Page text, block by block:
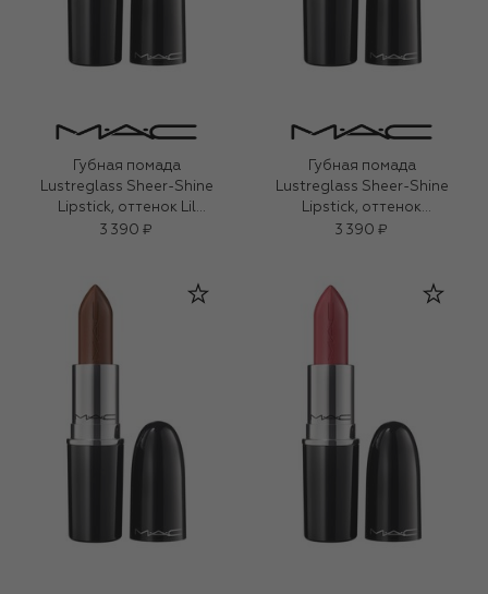
Губная помада
Lustreglass Sheer-Shine
Lipstick, оттенок Lil
Squirt (3,5g)
3 390 ₽
Губная помада
Lustreglass Sheer-Shine
Lipstick, оттенок
Surprise (3,5g)
3 390 ₽